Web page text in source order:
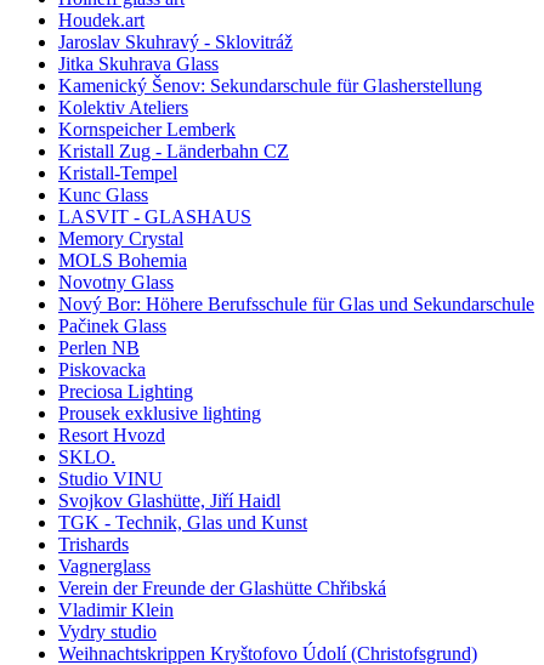
Houdek.art
Jaroslav Skuhravý - Sklovitráž
Jitka Skuhrava Glass
Kamenický Šenov: Sekundarschule für Glasherstellung
Kolektiv Ateliers
Kornspeicher Lemberk
Kristall Zug - Länderbahn CZ
Kristall-Tempel
Kunc Glass
LASVIT - GLASHAUS
Memory Crystal
MOLS Bohemia
Novotny Glass
Nový Bor: Höhere Berufsschule für Glas und Sekundarschule
Pačinek Glass
Perlen NB
Piskovacka
Preciosa Lighting
Prousek exklusive lighting
Resort Hvozd
SKLO.
Studio VINU
Svojkov Glashütte, Jiří Haidl
TGK - Technik, Glas und Kunst
Trishards
Vagnerglass
Verein der Freunde der Glashütte Chřibská
Vladimir Klein
Vydry studio
Weihnachtskrippen Kryštofovo Údolí (Christofsgrund)